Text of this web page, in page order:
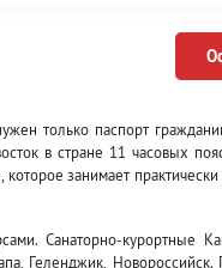
только паспорт
в стране 11 часовых
занимает
Санаторно-курортные
Геленджик,